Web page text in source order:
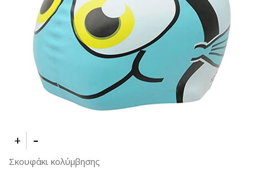
Σκουφάκι κολύμβησης